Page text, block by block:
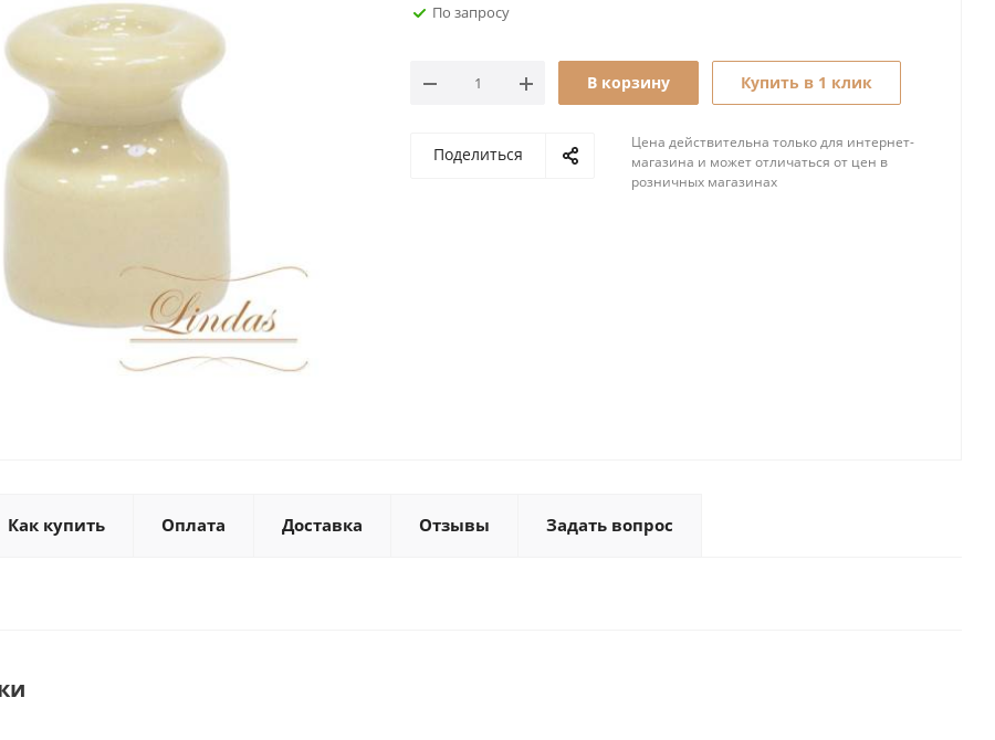
По запросу
В корзину Купить в 1 клик
Поделиться
Цена действительна только для интернет-
магазина и может отличаться от цен в
розничных магазинах
Как купить Оплата Доставка Отзывы Задать вопрос